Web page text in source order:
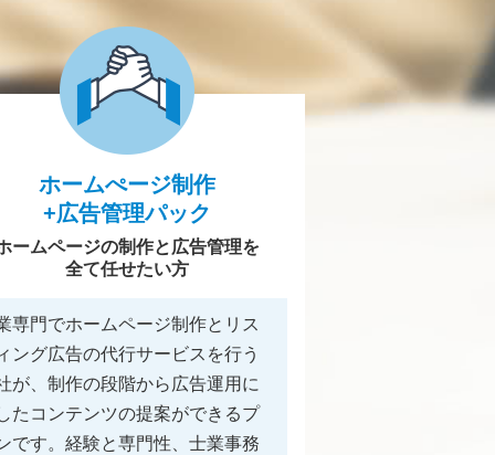
ホームぺージ制作
+広告管理パック
ームページの制作と広告管理を
全て任せたい方
専門でホームページ制作とリス
ング広告の代行サービスを行う
が、制作の段階から広告運用に
たコンテンツの提案ができるプ
です。経験と専門性、士業事務